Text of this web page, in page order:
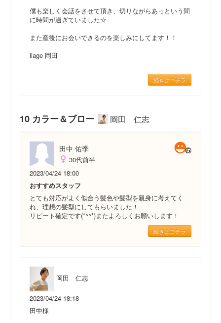
僕も楽しく会話をさせて頂き、切りながらあっという間
に時間が過ぎていました☆
また産後にお会いできるのを楽しみにしてます！！
liage 岡田
続きはコチラ
10 カラー＆ブロー 岡田 仁志
田中 佑季
30代前半
2023/04/24 18:00
おすすめスタッフ
とても対応がよく似合う髪色や髪型を親身に考えてく
れ、理想の髪型にしてもらいました！
リピート確定です(*^^*)またよろしくお願いします！
続きはコチラ
岡田 仁志
2023/04/24 18:18
田中様